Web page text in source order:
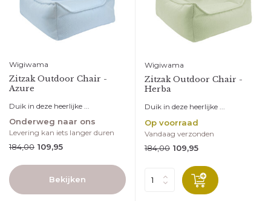
Wigiwama
Zitzak Outdoor Chair -
Azure
Duik in deze heerlijke ...
Onderweg naar ons
Levering kan iets langer duren
184,00 109,95
Bekijken
Wigiwama
Zitzak Outdoor Chair -
Herba
Duik in deze heerlijke ...
Op voorraad
Vandaag verzonden
184,00 109,95